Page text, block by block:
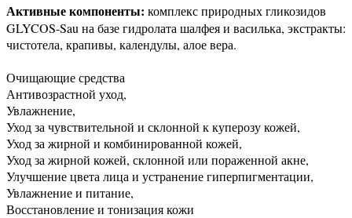
Активные компоненты: комплекс природных гликозидов
GLYCOS-Sau на базе гидролата шалфея и василька, экстракты:
чистотела, крапивы, календулы, алое вера.
Очищающие средства
Антивозрастной уход,
Увлажнение,
Уход за чувствительной и склонной к куперозу кожей,
Уход за жирной и комбинированной кожей,
Уход за жирной кожей, склонной или пораженной акне,
Улучшение цвета лица и устранение гиперпигментации,
Увлажнение и питание,
Восстановление и тонизация кожи